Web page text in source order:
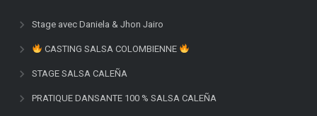
Stage avec Daniela & Jhon Jairo
CASTING SALSA COLOMBIENNE
STAGE SALSA CALEÑA
PRATIQUE DANSANTE 100 % SALSA CALEÑA